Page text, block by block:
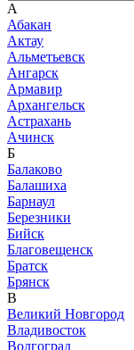
А
Абакан
Актау
Альметьевск
Ангарск
Армавир
Архангельск
Астрахань
Ачинск
Б
Балаково
Балашиха
Барнаул
Березники
Бийск
Благовещенск
Братск
Брянск
В
Великий Новгород
Владивосток
Волгоград